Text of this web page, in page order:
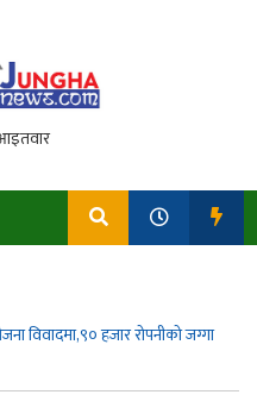
विवादमा,९० हजार रोपनीको जग्गा